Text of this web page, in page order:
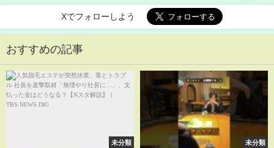
Xでフォローしよう
おすすめの記事
未分類 未分類